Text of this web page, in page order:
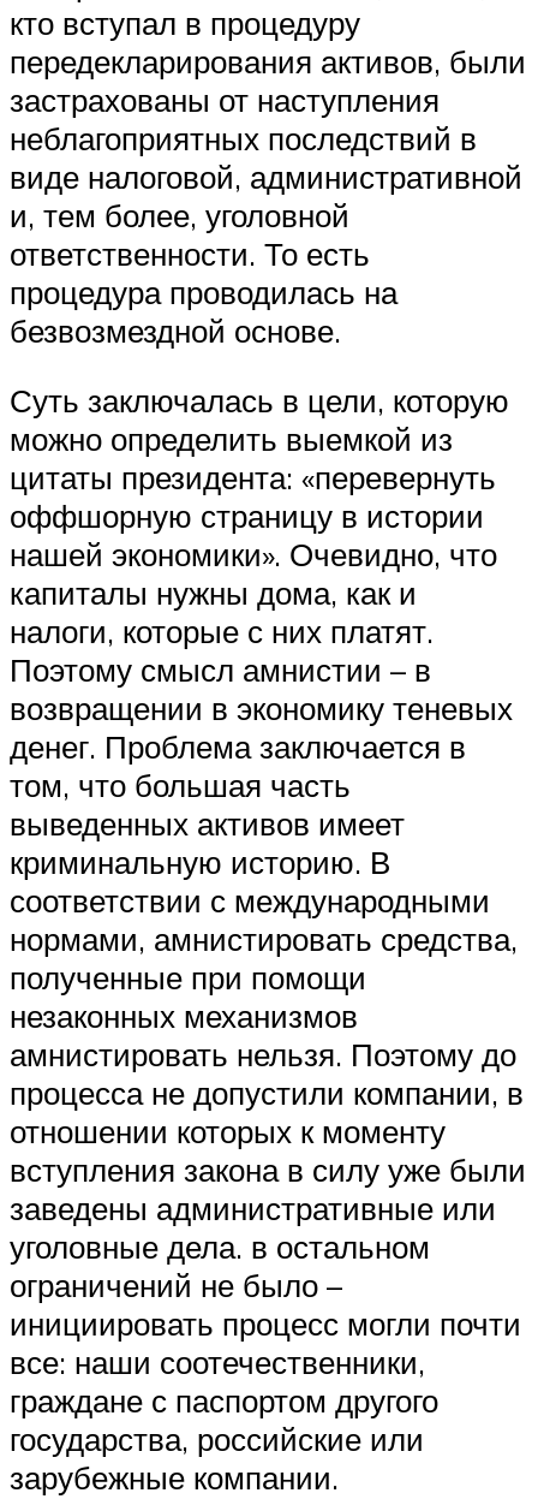
кто вступал в процедуру
передекларирования активов, были
застрахованы от наступления
неблагоприятных последствий в
виде налоговой, административной
и, тем более, уголовной
ответственности. То есть
процедура проводилась на
безвозмездной основе.
Суть заключалась в цели, которую
можно определить выемкой из
цитаты президента: «перевернуть
оффшорную страницу в истории
нашей экономики». Очевидно, что
капиталы нужны дома, как и
налоги, которые с них платят.
Поэтому смысл амнистии – в
возвращении в экономику теневых
денег. Проблема заключается в
том, что большая часть
выведенных активов имеет
криминальную историю. В
соответствии с международными
нормами, амнистировать средства,
полученные при помощи
незаконных механизмов
амнистировать нельзя. Поэтому до
процесса не допустили компании, в
отношении которых к моменту
вступления закона в силу уже были
заведены административные или
уголовные дела. в остальном
ограничений не было –
инициировать процесс могли почти
все: наши соотечественники,
граждане с паспортом другого
государства, российские или
зарубежные компании.